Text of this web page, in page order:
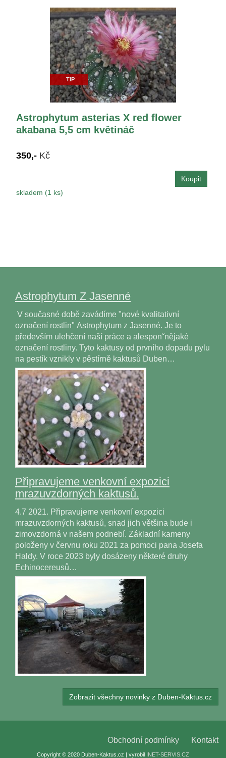
TIP
Astrophytum asterias X red flower
akabana 5,5 cm květináč
350,- Kč
skladem (1 ks)
Astrophytum Z Jasenné
V současné době zavádíme "nové kvalitativní
označení rostlin" Astrophytum z Jasenné. Je to
především ulehčení naší práce a alesponˇnějaké
označení rostliny. Tyto kaktusy od prvního dopadu pylu
na pestík vznikly v pěstírně kaktusů Duben…
Připravujeme venkovní expozici
mrazuvzdorných kaktusů.
4.7 2021. Připravujeme venkovní expozici
mrazuvzdorných kaktusů, snad jich většina bude i
zimovzdorná v našem podnebí. Základní kameny
položeny v červnu roku 2021 za pomoci pana Josefa
Haldy. V roce 2023 byly dosázeny některé druhy
Echinocereusů…
Zobrazit všechny novinky z Duben-Kaktus.cz
Obchodní podmínky Kontakt
Copyright © 2020 Duben-Kaktus.cz | vyrobil INET-SERVIS.CZ